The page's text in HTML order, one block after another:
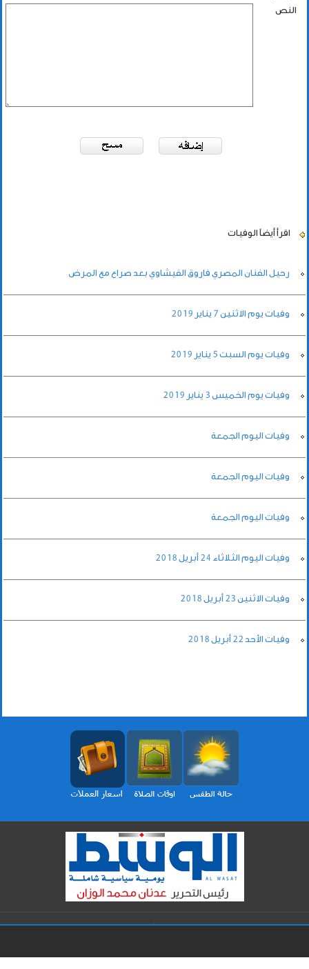
النص
اقرأ أيضاً الوفيات
رحيل الفنان المصري فاروق الفيشاوي بعد صراع مع المرض
وفيات يوم الاثنين 7 يناير 2019
وفيات يوم السبت 5 يناير 2019
وفيات يوم الخميس 3 يناير 2019
وفيات اليوم الجمعة
وفيات اليوم الجمعة
وفيات اليوم الجمعة
وفيات اليوم الثلاثاء 24 أبريل 2018
وفيات الاثنين 23 أبريل 2018
وفيات الأحد 22 أبريل 2018
الرئيسية
ثقافة